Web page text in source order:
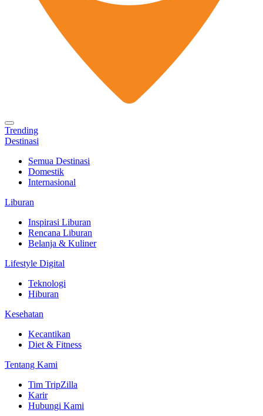
Trending
Destinasi
Semua Destinasi
Domestik
Internasional
Liburan
Inspirasi Liburan
Rencana Liburan
Belanja & Kuliner
Lifestyle Digital
Teknologi
Hiburan
Kesehatan
Kecantikan
Diet & Fitness
Tentang Kami
Tim TripZilla
Karir
Hubungi Kami